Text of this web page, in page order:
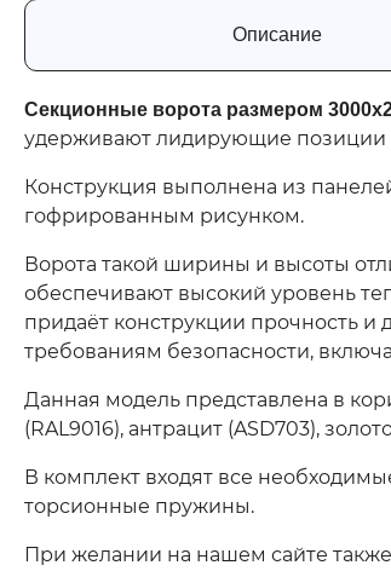
Описание
Секционные ворота размером
удерживают лидирующие позиции
Конструкция выполнена из
гофрированным рисунком.
Ворота такой ширины и высоты
обеспечивают высокий уровень
придаёт конструкции прочность и
требованиям безопасности,
Данная модель представлена в
(RAL9016), антрацит (ASD703),
В комплект входят все
торсионные пружины.
При желании на нашем сайте